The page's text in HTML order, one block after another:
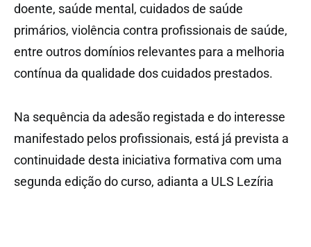
doente, saúde mental, cuidados de saúde
primários, violência contra profissionais de saúde,
entre outros domínios relevantes para a melhoria
contínua da qualidade dos cuidados prestados.
Na sequência da adesão registada e do interesse
manifestado pelos profissionais, está já prevista a
continuidade desta iniciativa formativa com uma
segunda edição do curso, adianta a ULS Lezíria